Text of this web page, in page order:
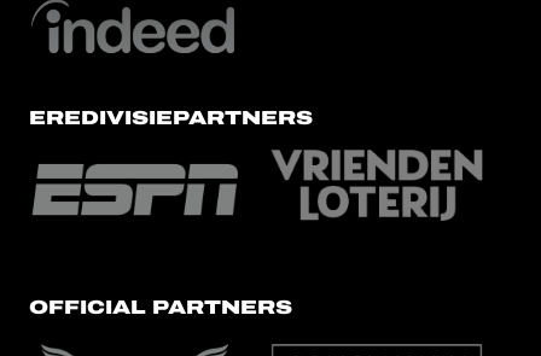
EREDIVISIEPARTNERS
OFFICIAL PARTNERS